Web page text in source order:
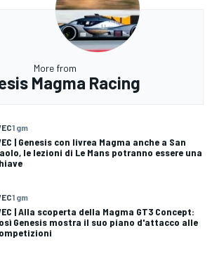
More from
Magma Racing
1 gm
| Genesis con livrea Magma anche a San
le lezioni di Le Mans potranno essere una
1 gm
| Alla scoperta della Magma GT3 Concept:
Genesis mostra il suo piano d'attacco alle